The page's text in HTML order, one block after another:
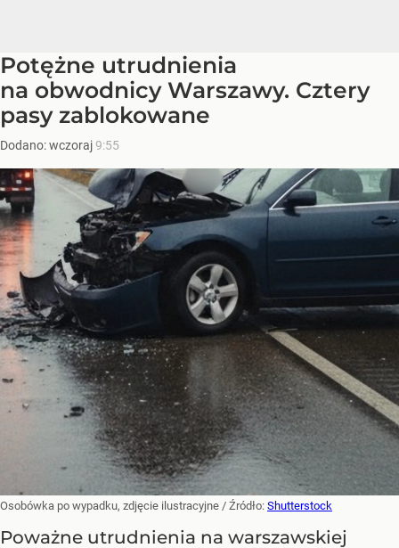
Potężne utrudnienia
na obwodnicy Warszawy. Cztery
pasy zablokowane
Dodano:wczoraj9:55
Osobówka po wypadku, zdjęcie ilustracyjne / Źródło: Shutterstock
Poważne utrudnienia na warszawskiej